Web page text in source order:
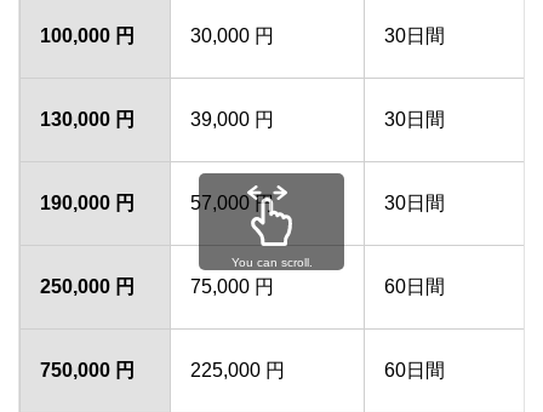
100,000 円 30,000 円 30日間
130,000 円 39,000 円 30日間
190,000 円 57,000 円 30日間
250,000 円 75,000 円 60日間
750,000 円 225,000 円 60日間
You can scroll.